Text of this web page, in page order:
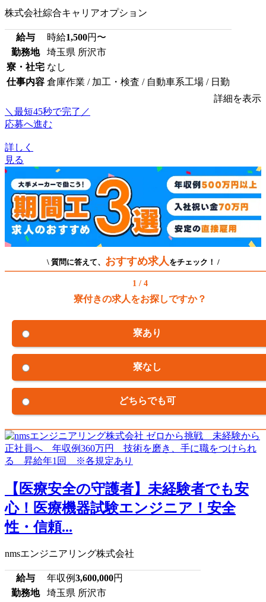
株式会社綜合キャリアオプション
給与 時給1,500円〜
勤務地
埼玉県 所沢市
寮・社宅 なし
仕事内容 倉庫作業 / 加工・検査 / 自動車系工場 / 日勤
詳細を表示
＼最短45秒で完了／
応募へ進む
詳しく
見る
\ 質問に答えて、 おすすめ求人 をチェック！ /
1 / 4
寮付きの求人をお探しですか？
寮あり
寮なし
どちらでも可
【医療安全の守護者】未経験者でも安
心！医療機器試験エンジニア！安全
性・信頼...
nmsエンジニアリング株式会社
給与 年収例3,600,000円
勤務地
埼玉県 所沢市